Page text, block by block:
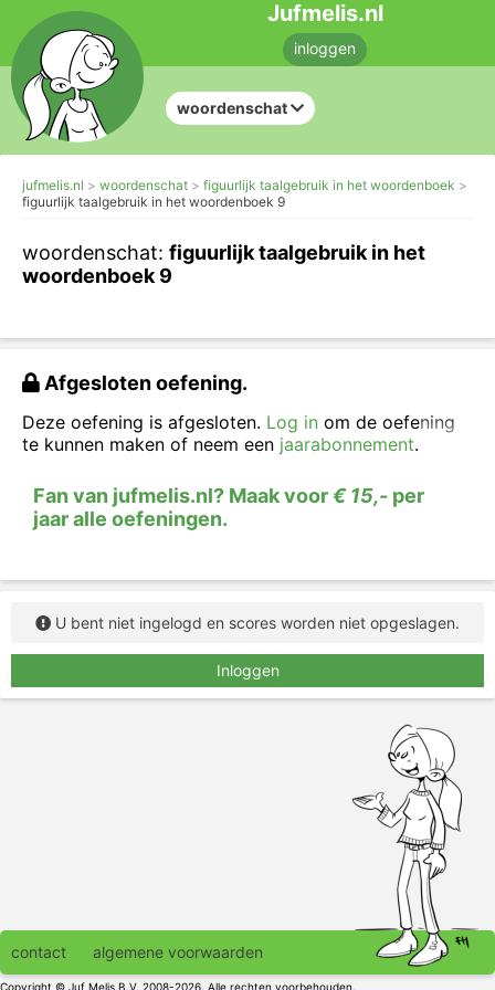
Jufmelis.nl
inloggen
woordenschat
jufmelis.nl woordenschat
figuurlijk taalgebruik in het woordenboek
figuurlijk taalgebruik in het woordenboek 9
woordenschat: figuurlijk taalgebruik in het
woordenboek 9
Afgesloten oefening.
Deze oefening is afgesloten. Log in om de oefening
te kunnen maken of neem een jaarabonnement.
Fan van jufmelis.nl? Maak voor€ 15,- per
jaar alle oefeningen.
U bent niet ingelogd en scores worden niet opgeslagen.
Inloggen
contact algemene voorwaarden
Copyright © Juf Melis B.V. 2008-2026. Alle rechten voorbehouden.